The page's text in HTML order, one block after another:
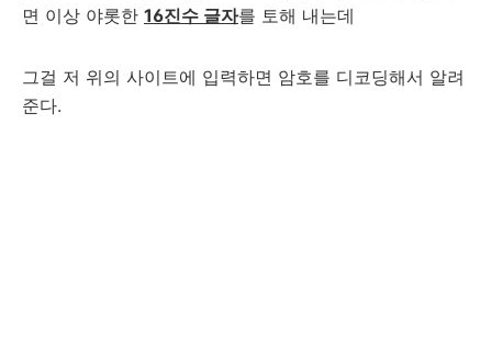
면 이상 야롯한 16진수 글자를 토해 내는데
그걸 저 위의 사이트에 입력하면 암호를 디코딩해서 알려
준다.